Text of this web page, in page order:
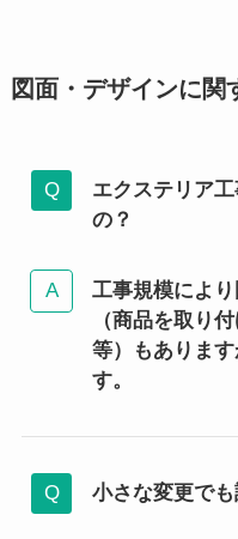
図面・デザインに関
エクステリア
の？
工事規模によ
（商品を取り
等）もありま
す。
小さな変更で